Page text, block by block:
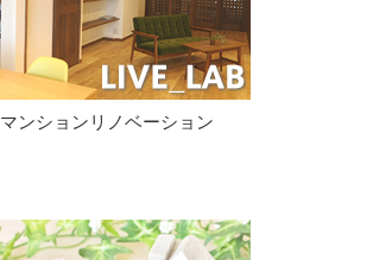
マンションリノベーション